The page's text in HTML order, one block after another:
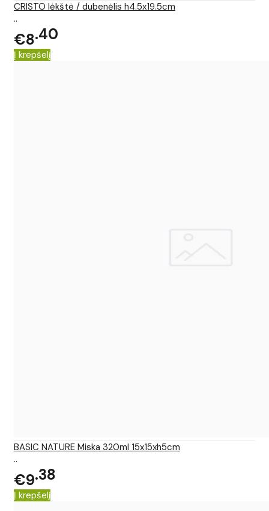
CRISTO lėkštė / dubenėlis h4.5x19.5cm
..
€8 40
Į krepšelį
BASIC NATURE Miska 320ml 15x15xh5cm
..
€9 38
Į krepšelį